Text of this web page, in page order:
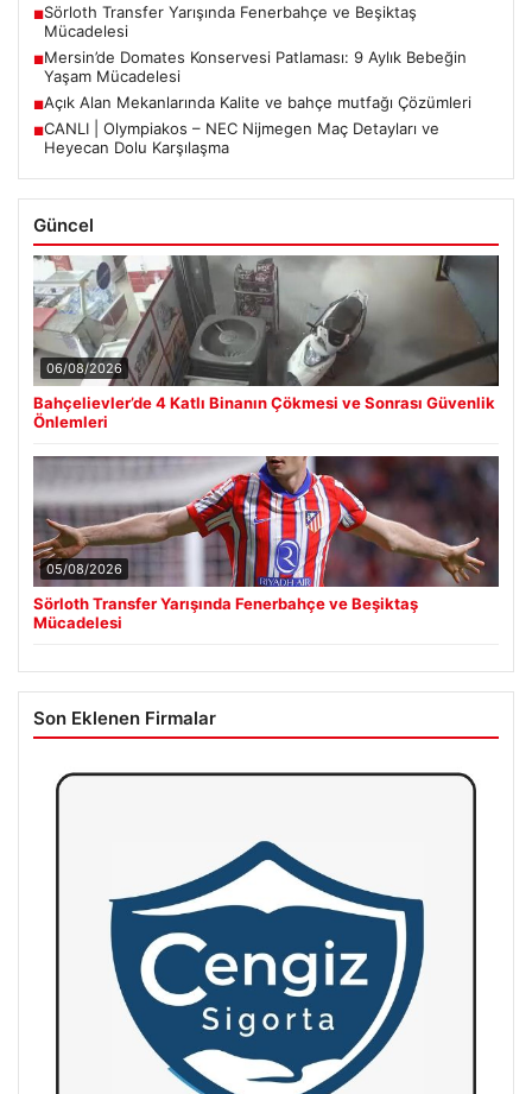
■Sörloth Transfer Yarışında Fenerbahçe ve Beşiktaş
Mücadelesi
■Mersin’de Domates Konservesi Patlaması: 9 Aylık Bebeğin
Yaşam Mücadelesi
■Açık Alan Mekanlarında Kalite ve bahçe mutfağı Çözümleri
■CANLI | Olympiakos – NEC Nijmegen Maç Detayları ve
Heyecan Dolu Karşılaşma
Güncel
06/08/2026
Bahçelievler’de 4 Katlı Binanın Çökmesi ve Sonrası Güvenlik
Önlemleri
05/08/2026
Sörloth Transfer Yarışında Fenerbahçe ve Beşiktaş
Mücadelesi
Son Eklenen Firmalar